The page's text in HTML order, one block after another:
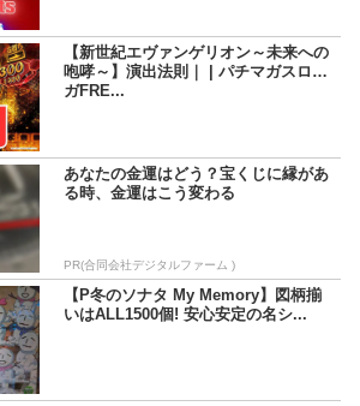
【新世紀エヴァンゲリオン～未来への
咆哮～】演出法則｜ | パチマガスロマ
ガFRE...
あなたの金運はどう？宝くじに縁があ
る時、金運はこう変わる
PR(合同会社デジタルファーム )
【P冬のソナタ My Memory】図柄揃
いはALL1500個! 安心安定の名シ...